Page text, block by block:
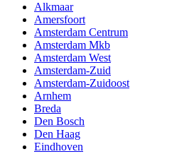
Alkmaar
Amersfoort
Amsterdam Centrum
Amsterdam Mkb
Amsterdam West
Amsterdam-Zuid
Amsterdam-Zuidoost
Arnhem
Breda
Den Bosch
Den Haag
Eindhoven